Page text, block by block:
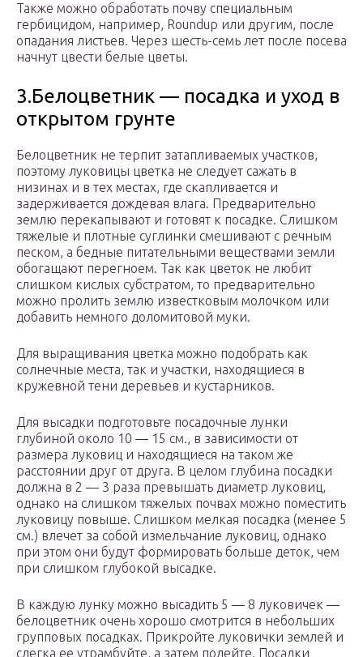
Также можно обработать почву специальным
гербицидом, например, Roundup или другим, после
опадания листьев. Через шесть-семь лет после посева
начнут цвести белые цветы.
3.Белоцветник — посадка и уход в
открытом грунте
Белоцветник не терпит затапливаемых участков,
поэтому луковицы цветка не следует сажать в
низинах и в тех местах, где скапливается и
задерживается дождевая влага. Предварительно
землю перекапывают и готовят к посадке. Слишком
тяжелые и плотные суглинки смешивают с речным
песком, а бедные питательными веществами земли
обогащают перегноем. Так как цветок не любит
слишком кислых субстратом, то предварительно
можно пролить землю известковым молочком или
добавить немного доломитовой муки.
Для выращивания цветка можно подобрать как
солнечные места, так и участки, находящиеся в
кружевной тени деревьев и кустарников.
Для высадки подготовьте посадочные лунки
глубиной около 10 — 15 см., в зависимости от
размера луковиц и находящиеся на таком же
расстоянии друг от друга. В целом глубина посадки
должна в 2 — 3 раза превышать диаметр луковиц,
однако на слишком тяжелых почвах можно поместить
луковицу повыше. Слишком мелкая посадка (менее 5
см.) влечет за собой измельчание луковиц, однако
при этом они будут формировать больше деток, чем
при слишком глубокой высадке.
В каждую лунку можно высадить 5 — 8 луковичек —
белоцветник очень хорошо смотрится в небольших
групповых посадках. Прикройте луковички землей и
слегка ее утрамбуйте, а затем полейте. Посадки